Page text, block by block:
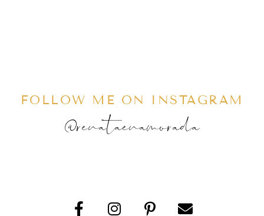
FOLLOW ME ON INSTAGRAM
@renataenamorada